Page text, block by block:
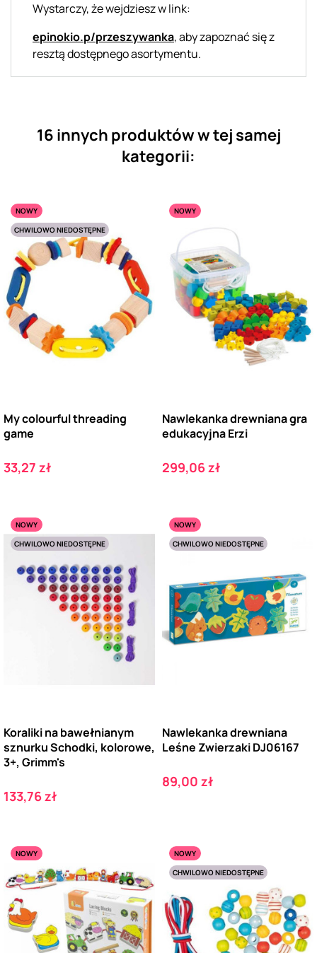
Wystarczy, że wejdziesz w link:
epinokio.p/przeszywanka, aby zapoznać się z
resztą dostępnego asortymentu.
16 innych produktów w tej samej
kategorii:
NOWY
CHWILOWO NIEDOSTĘPNE
My colourful threading
game
Cena
33,27 zł
NOWY
Nawlekanka drewniana gra
edukacyjna Erzi
Cena
299,06 zł
NOWY
CHWILOWO NIEDOSTĘPNE
Koraliki na bawełnianym
sznurku Schodki, kolorowe,
3+, Grimm's
Cena
133,76 zł
NOWY
CHWILOWO NIEDOSTĘPNE
Nawlekanka drewniana
Leśne Zwierzaki DJ06167
Cena
89,00 zł
NOWY
NOWY
CHWILOWO NIEDOSTĘPNE